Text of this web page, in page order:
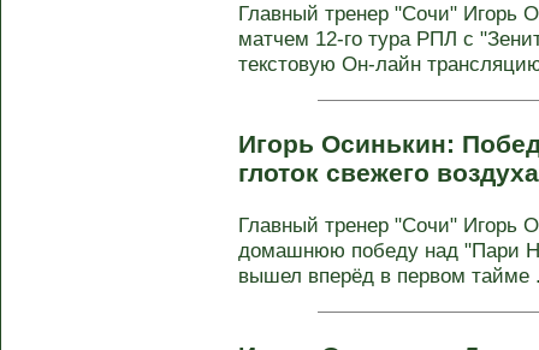
Главный тренер "Сочи" Игорь
матчем 12-го тура РПЛ с
текстовую Он-лайн
Игорь Осинькин:
глоток свежего
Главный тренер "Сочи" Игорь
домашнюю победу над "Пари
вышел вперёд в первом тайме